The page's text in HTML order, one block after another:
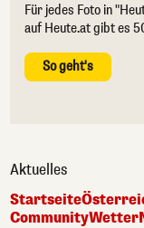
Für jedes Foto in
auf Heute.at gibt es
So geht's
Aktuelles
Startseite
CommunityWetter